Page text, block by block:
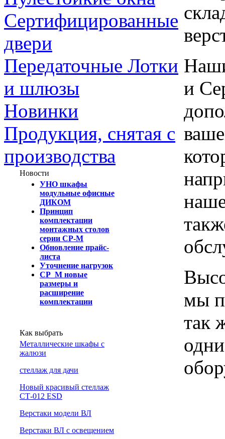
Сертифицированные
двери
Передаточные Лотки
и шлюзы
Новинки
Продукция, снятая с
производства
Новости
УНО шкафы
модульные офисные
ДИКОМ
Принцип
комплектации
монтажных столов
серии СР-М
Обновление прайс-
листа
Уточнение нагрузок
СР_М новые
размеры и
расширение
комплектации
Как выбрать
Металлические шкафы с
жалюзи
cтеллаж для дачи
Новый красивый стеллаж
СТ-012 ESD
Верстаки модели ВЛ
Верстаки ВЛ с освещением
и
мы
так